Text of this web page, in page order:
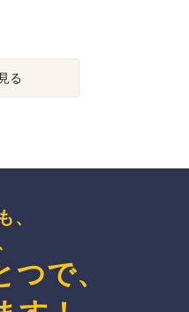
る
、
つで、